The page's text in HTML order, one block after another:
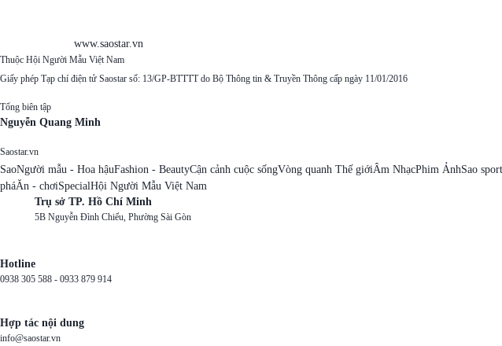
www.saostar.vn
Thuộc Hội Người Mẫu Việt Nam
Giấy phép Tạp chí điện tử Saostar số: 13/GP-BTTTT do Bộ Thông tin & Truyền Thông cấp ngày 11/01/2016
Tổng biên tập
Nguyễn Quang Minh
Saostar.vn
SaoNgười mẫu - Hoa hậuFashion - BeautyCận cảnh cuộc sốngVòng quanh Thế giớiÂm NhạcPhim ẢnhSao sport
pháĂn - chơiSpecialHội Người Mẫu Việt Nam
Trụ sở TP. Hồ Chí Minh
5B Nguyễn Đình Chiểu, Phường Sài Gòn
Hotline
0938 305 588 - 0933 879 914
Hợp tác nội dung
info@saostar.vn